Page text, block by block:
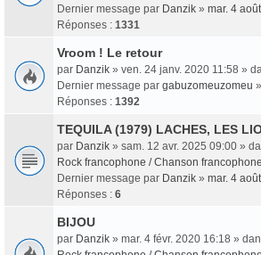
Dernier message par Danzik » mar. 4
Réponses : 1331
Vroom ! Le retour
par Danzik » ven. 24 janv. 2020 11:58 »
Dernier message par gabuzomeuzomeu »
Réponses : 1392
TEQUILA (1979) LACHES, LES
par Danzik » sam. 12 avr. 2025 09:00 »
Rock francophone / Chanson francophone
Dernier message par Danzik » mar. 4
Réponses : 6
BIJOU
par Danzik » mar. 4 févr. 2020 16:18 »